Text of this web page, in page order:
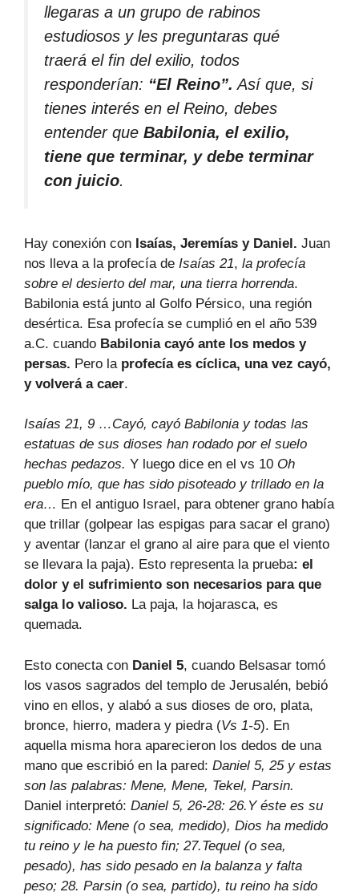
llegaras a un grupo de rabinos
estudiosos y les preguntaras qué
traerá el fin del exilio, todos
responderían: “El Reino”. Así que, si
tienes interés en el Reino, debes
entender que Babilonia, el exilio,
tiene que terminar, y debe terminar
con juicio.
Hay conexión con Isaías, Jeremías y Daniel. Juan
nos lleva a la profecía de Isaías 21, la profecía
sobre el desierto del mar, una tierra horrenda.
Babilonia está junto al Golfo Pérsico, una región
desértica. Esa profecía se cumplió en el año 539
a.C. cuando Babilonia cayó ante los medos y
persas. Pero la profecía es cíclica, una vez cayó,
y volverá a caer.
Isaías 21, 9 …Cayó, cayó Babilonia y todas las
estatuas de sus dioses han rodado por el suelo
hechas pedazos. Y luego dice en el vs 10 Oh
pueblo mío, que has sido pisoteado y trillado en la
era… En el antiguo Israel, para obtener grano había
que trillar (golpear las espigas para sacar el grano)
y aventar (lanzar el grano al aire para que el viento
se llevara la paja). Esto representa la prueba: el
dolor y el sufrimiento son necesarios para que
salga lo valioso. La paja, la hojarasca, es
quemada.
Esto conecta con Daniel 5, cuando Belsasar tomó
los vasos sagrados del templo de Jerusalén, bebió
vino en ellos, y alabó a sus dioses de oro, plata,
bronce, hierro, madera y piedra (Vs 1-5). En
aquella misma hora aparecieron los dedos de una
mano que escribió en la pared: Daniel 5, 25 y estas
son las palabras: Mene, Mene, Tekel, Parsin.
Daniel interpretó: Daniel 5, 26-28: 26.Y éste es su
significado: Mene (o sea, medido), Dios ha medido
tu reino y le ha puesto fin; 27.Tequel (o sea,
pesado), has sido pesado en la balanza y falta
peso; 28. Parsin (o sea, partido), tu reino ha sido